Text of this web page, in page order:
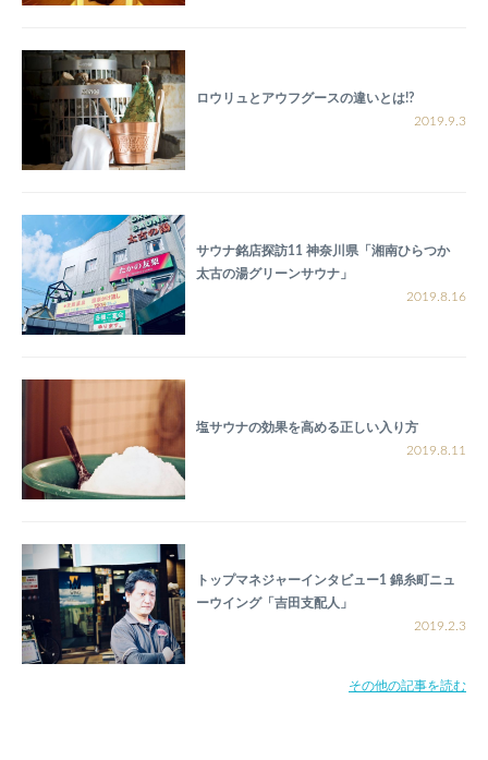
ロウリュとアウフグースの違いとは!?
2019.9.3
サウナ銘店探訪11 神奈川県「湘南ひらつか
太古の湯グリーンサウナ」
2019.8.16
塩サウナの効果を高める正しい入り方
2019.8.11
トップマネジャーインタビュー1 錦糸町ニュ
ーウイング「吉田支配人」
2019.2.3
その他の記事を読む